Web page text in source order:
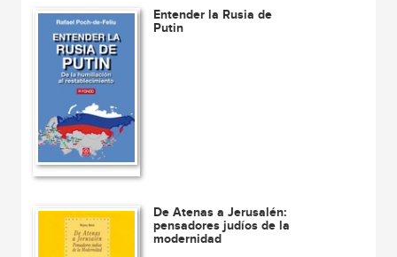
Entender la Rusia de
Putin
De Atenas a Jerusalén:
pensadores judíos de la
modernidad